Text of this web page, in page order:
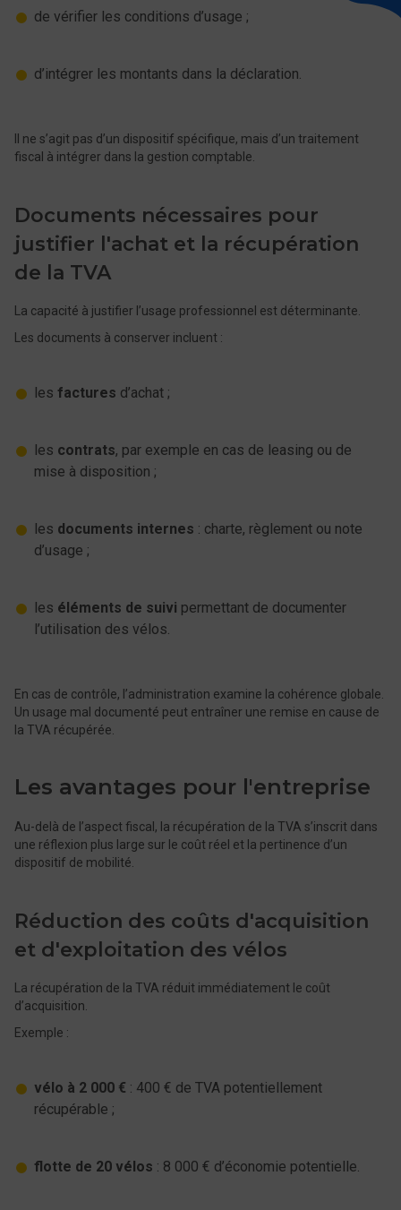
de vérifier les conditions d’usage ;
d’intégrer les montants dans la déclaration.
Il ne s’agit pas d’un dispositif spécifique, mais d’un traitement
fiscal à intégrer dans la gestion comptable.
Documents nécessaires pour
justifier l'achat et la récupération
de la TVA
La capacité à justifier l’usage professionnel est déterminante.
Les documents à conserver incluent :
les factures d’achat ;
les contrats, par exemple en cas de leasing ou de
mise à disposition ;
les documents internes : charte, règlement ou note
d’usage ;
les éléments de suivi permettant de documenter
l’utilisation des vélos.
En cas de contrôle, l’administration examine la cohérence globale.
Un usage mal documenté peut entraîner une remise en cause de
la TVA récupérée.
Les avantages pour l'entreprise
Au-delà de l’aspect fiscal, la récupération de la TVA s’inscrit dans
une réflexion plus large sur le coût réel et la pertinence d’un
dispositif de mobilité.
Réduction des coûts d'acquisition
et d'exploitation des vélos
La récupération de la TVA réduit immédiatement le coût
d’acquisition.
Exemple :
vélo à 2 000 € : 400 € de TVA potentiellement
récupérable ;
flotte de 20 vélos : 8 000 € d’économie potentielle.